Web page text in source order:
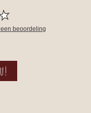
beoordeling